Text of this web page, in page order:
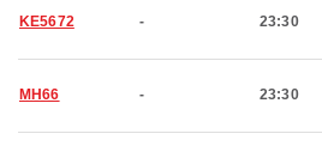
KE5672 - 23:30
MH66 - 23:30